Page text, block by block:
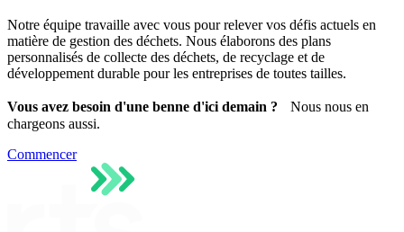
Notre équipe travaille avec vous pour relever vos défis actuels en
matière de gestion des déchets. Nous élaborons des plans
personnalisés de collecte des déchets, de recyclage et de
développement durable pour les entreprises de toutes tailles.
Vous avez besoin d'une benne d'ici demain ? Nous nous en
chargeons aussi.
Commencer